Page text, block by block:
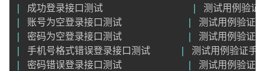
|
成功登录接口测试 |
测试用
|
账号为空登录接口测试 |
测试用
|
密码为空登录接口测试 |
测试用
|
手机号格式错误登录接口测试 |
测试用例
|
密码错误登录接口测试 |
测试用